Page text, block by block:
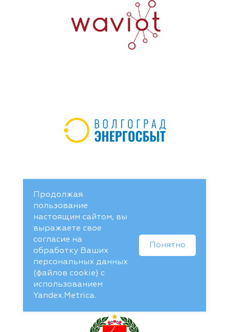
Продолжая
пользование
настоящим сайтом, вы
выражаете свое
согласие на
обработку Ваших
персональных данных
(файлов cookie) с
использованием
Yandex.Metrica.
Понятно